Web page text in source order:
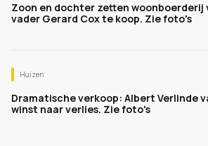
Zoon en dochter zetten woonboerderij
vader Gerard Cox te koop. Zie foto's
Huizen
Dramatische verkoop: Albert Verlinde
winst naar verlies. Zie foto's